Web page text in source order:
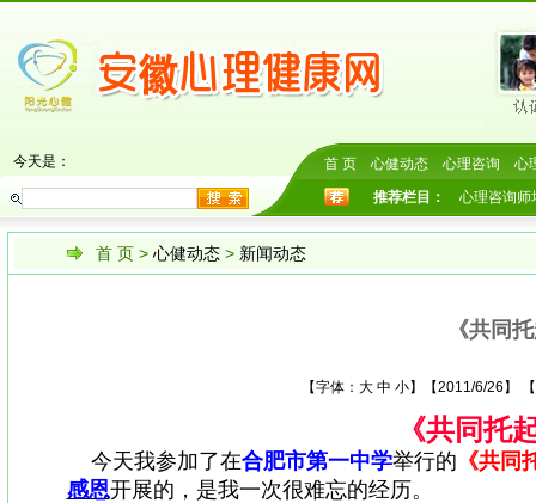
今天是： 首 页 心健动态 心理咨询
心
推荐栏目：
心理咨询师
首 页> 心健动态> 新闻动态
《共同
【字体： 大 中 小】【2011/6/26】
《共同托
今天我参加了在合肥市第一中学举行的 《共同
感恩开展的，是我一次很难忘的经历。